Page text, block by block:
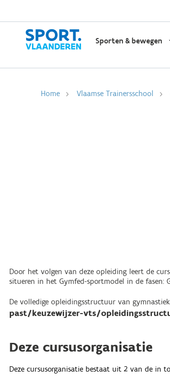
Sporten & bewegen
Home Vlaamse Trainersschool